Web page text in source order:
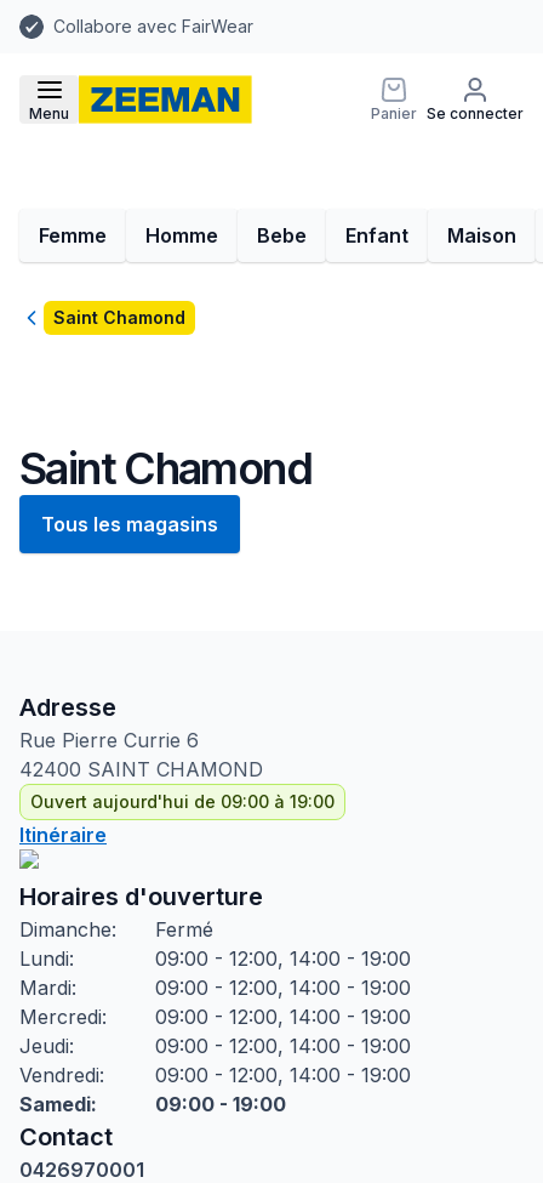
Collabore avec FairWear
Menu Panier Se connecter
Femme Homme Bebe Enfant Maison
RetourSaint Chamond
Saint Chamond
Tous les magasins
Adresse
Rue Pierre Currie 6
42400 SAINT CHAMOND
Ouvert aujourd'hui de 09:00 à 19:00
Itinéraire
Horaires d'ouverture
Dimanche:
Fermé
Lundi:
09:00 - 12:00, 14:00 - 19:00
Mardi:
09:00 - 12:00, 14:00 - 19:00
Mercredi:
09:00 - 12:00, 14:00 - 19:00
Jeudi:
09:00 - 12:00, 14:00 - 19:00
Vendredi:
09:00 - 12:00, 14:00 - 19:00
Samedi: 09:00 - 19:00
Contact
0426970001